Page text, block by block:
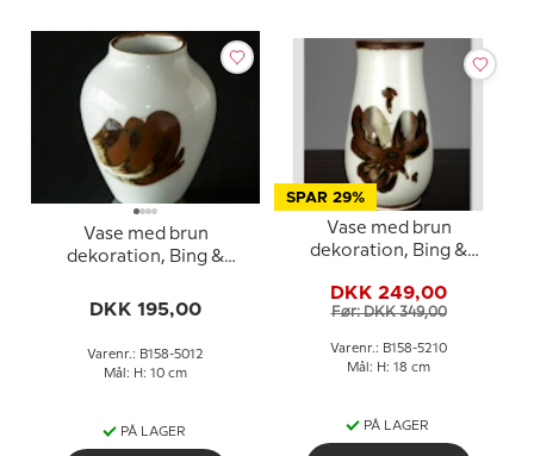
Vase med brun
dekoration, Bing &
eller 158-12
DKK 195,00
Varenr.: B158-5012
Mål: H: 10 cm
PÅ LAGER
SPAR 29%
Vase med brun
dekoration, Bing &
DKK 249,00
Før: DKK 349,00
Varenr.: B158-5210
Mål: H: 18 cm
PÅ LAGER